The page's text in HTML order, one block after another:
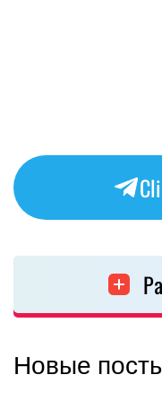
Новые